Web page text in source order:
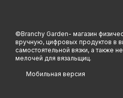
©Branchy Garden- магазин
вручную, цифровых продуктов в
самостоятельной вязки, а также
мелочей для вязальщиц.
Мобильная версия